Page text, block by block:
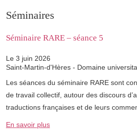
Séminaires
Séminaire RARE – séance 5
Le 3 juin 2026
Saint-Martin-d'Hères - Domaine
Les séances du séminaire RARE sont
de travail collectif, autour des discours
traductions françaises et de leurs
En savoir plus